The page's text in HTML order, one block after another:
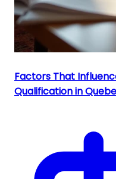
Factors That
Qualification in